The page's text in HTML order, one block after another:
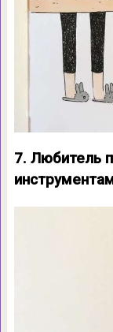
7. Любитель